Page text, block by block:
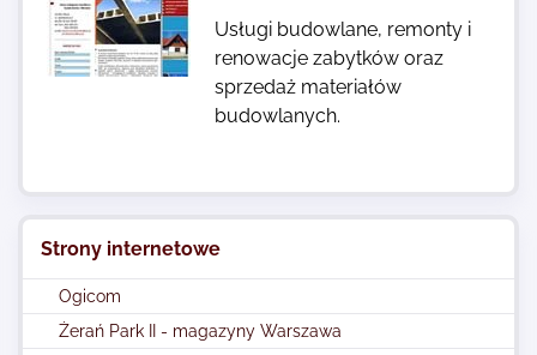
Strony internetowe
Ogicom
Żerań Park II - magazyny Warszawa
Usługi budowlane, remonty i
renowacje zabytków oraz
sprzedaż materiałów
budowlanych.